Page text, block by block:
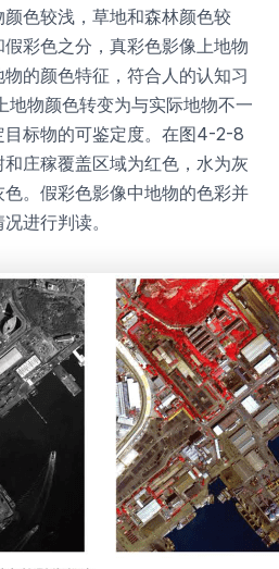
色较浅，草地和森林颜色较
彩色之分，真彩色影像上地物
的颜色特征，符合人的认知习
地物颜色转变为与实际地物不一
目标物的可鉴定度。在图4-2-8
庄稼覆盖区域为红色，水为灰
。假彩色影像中地物的色彩并
进行判读。